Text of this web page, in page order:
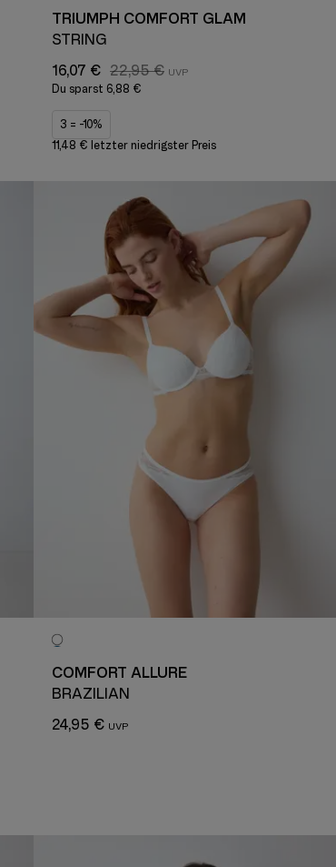
TRIUMPH COMFORT GLAM
STRING
16,07 € 22,95 €
Du sparst 6,88 €
3 = -10%
11,48 € letzter niedrigster Preis
COMFORT ALLURE
BRAZILIAN
24,95 €